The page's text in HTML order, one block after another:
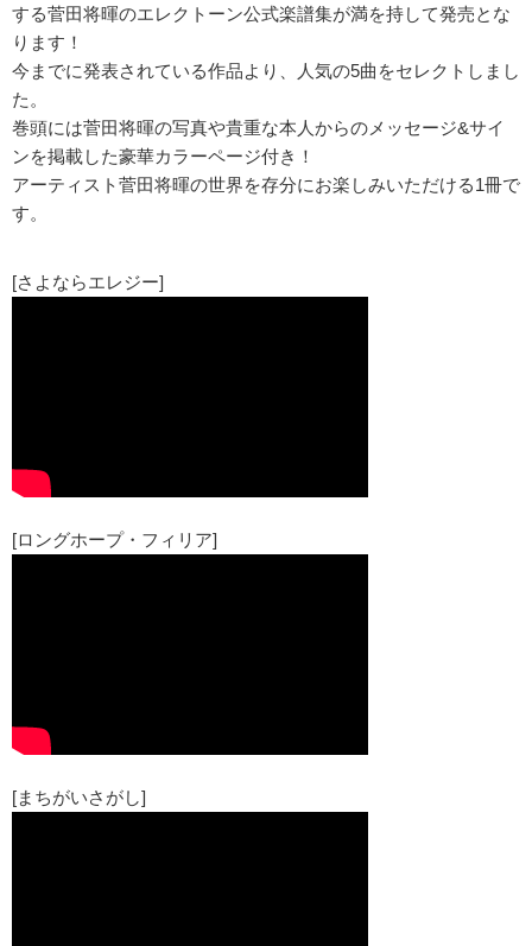
する菅田将暉のエレクトーン公式楽譜集が満を持して発売とな
ります！
今までに発表されている作品より、人気の5曲をセレクトしまし
た。
巻頭には菅田将暉の写真や貴重な本人からのメッセージ&サイ
ンを掲載した豪華カラーページ付き！
アーティスト菅田将暉の世界を存分にお楽しみいただける1冊で
す。
[さよならエレジー]
[ロングホープ・フィリア]
[まちがいさがし]